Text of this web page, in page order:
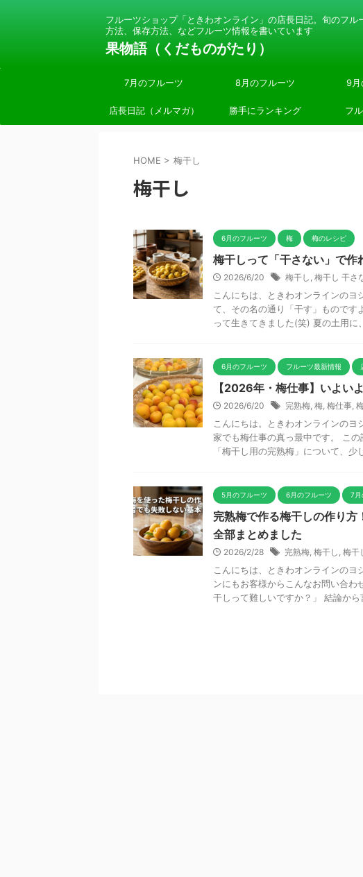
フルーツショップ「ときわオンライン」の店長日記。旬のフル
方法、保存方法、などフルーツ情報を書いています
果物語（くだものがたり）
7月のフルーツ 8月のフルーツ 9月
店長日記（メルマガ） 勝手にランキング フ
HOME > 梅干し
梅干し
6月のフルーツ 梅 梅のレシピ
梅干しって「干さない」で
2026/6/20 梅干し , 梅干し 干さ
こんにちは、ときわオンラインの
て、その名の通り「干す」ものです
って生きてきました(笑) 夏の土用に
6月のフルーツ フルーツ最新情報
【2026年・梅仕事】いよい
2026/6/20 完熟梅, 梅, 梅仕事,
こんにちは。ときわオンラインの
家でも梅仕事の真っ最中です。 こ
「梅干し用の完熟梅」について、少
5月のフルーツ 6月のフルーツ 7月
完熟梅で作る梅干しの作り
全部まとめました
2026/2/28 完熟梅, 梅干し , 梅干
こんにちは、ときわオンラインの
ンにもお客様からこんなお問い合
干しって難しいですか？」 結論から